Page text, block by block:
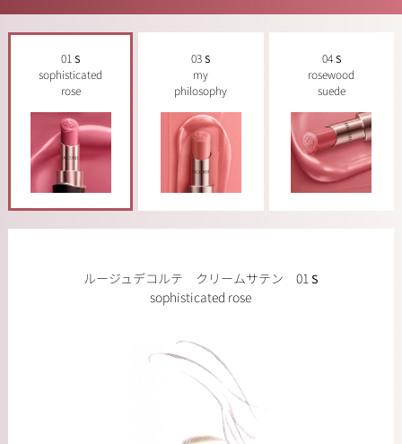
01 S
sophisticated
rose
03S
my
philosophy
04S
rosewood
suede
ルージュデコルテ クリームサテン 01 S
sophisticated rose